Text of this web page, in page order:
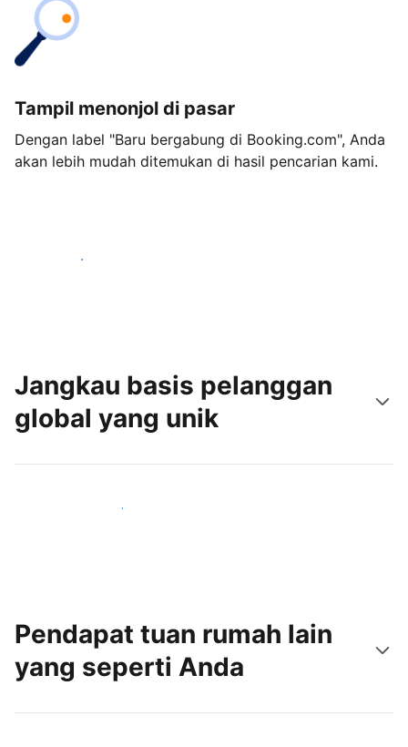
Tampil menonjol di pasar
Dengan label "Baru bergabung di Booking.com", Anda
akan lebih mudah ditemukan di hasil pencarian kami.
Mulai sekarang
Jangkau basis pelanggan
global yang unik
Jangkau tamu baru hari ini
Pendapat tuan rumah lain
yang seperti Anda